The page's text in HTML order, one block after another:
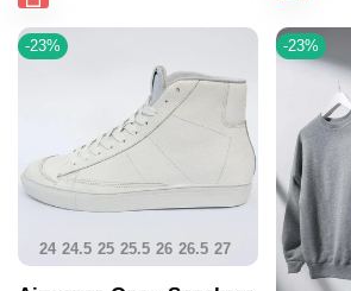
-23%
24 24.5 25 25.5 26 26.5 27
-23%